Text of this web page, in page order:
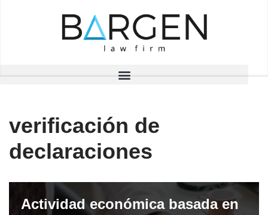
verificación de
declaraciones
Actividad económica basada en